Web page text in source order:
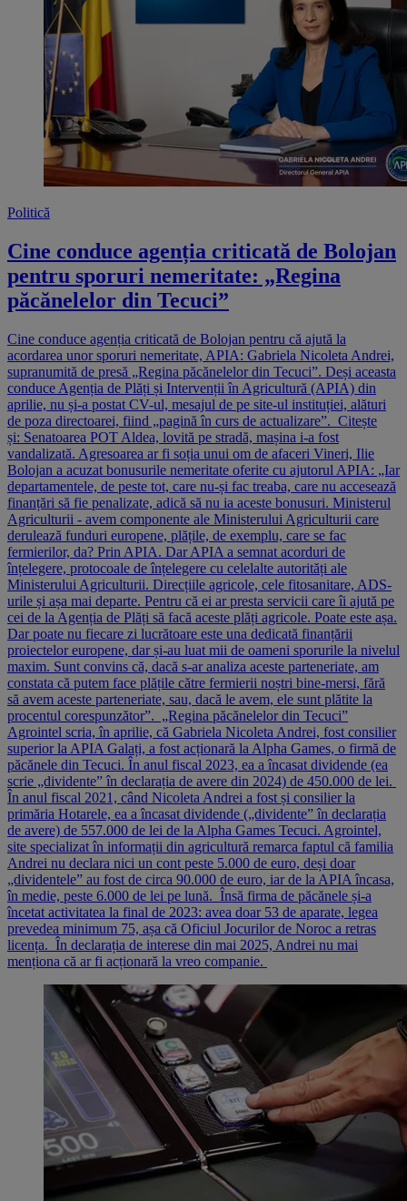
Politică
Cine conduce agenția criticată de Bolojan
pentru sporuri nemeritate: „Regina
păcănelelor din Tecuci”
Cine conduce agenția criticată de Bolojan pentru că ajută la
acordarea unor sporuri nemeritate, APIA: Gabriela Nicoleta Andrei,
supranumită de presă „Regina păcănelelor din Tecuci”. Deși aceasta
conduce Agenția de Plăți și Intervenții în Agricultură (APIA) din
aprilie, nu și-a postat CV-ul, mesajul de pe site-ul instituției, alături
de poza directoarei, fiind „pagină în curs de actualizare”. Citește
și: Senatoarea POT Aldea, lovită pe stradă, mașina i-a fost
vandalizată. Agresoarea ar fi soția unui om de afaceri Vineri, Ilie
Bolojan a acuzat bonusurile nemeritate oferite cu ajutorul APIA: „Iar
departamentele, de peste tot, care nu-și fac treaba, care nu accesează
finanțări să fie penalizate, adică să nu ia aceste bonusuri. Ministerul
Agriculturii - avem componente ale Ministerului Agriculturii care
derulează funduri europene, plățile, de exemplu, care se fac
fermierilor, da? Prin APIA. Dar APIA a semnat acorduri de
înțelegere, protocoale de înțelegere cu celelalte autorități ale
Ministerului Agriculturii. Direcțiile agricole, cele fitosanitare, ADS-
urile și așa mai departe. Pentru că ei ar presta servicii care îi ajută pe
cei de la Agenția de Plăți să facă aceste plăți agricole. Poate este așa.
Dar poate nu fiecare zi lucrătoare este una dedicată finanțării
proiectelor europene, dar și-au luat mii de oameni sporurile la nivelul
maxim. Sunt convins că, dacă s-ar analiza aceste parteneriate, am
constata că putem face plățile către fermierii noștri bine-mersi, fără
să avem aceste parteneriate, sau, dacă le avem, ele sunt plătite la
procentul corespunzător”. „Regina păcănelelor din Tecuci”
Agrointel scria, în aprilie, că Gabriela Nicoleta Andrei, fost consilier
superior la APIA Galați, a fost acționară la Alpha Games, o firmă de
păcănele din Tecuci. În anul fiscal 2023, ea a încasat dividende (ea
scrie „dividente” în declarația de avere din 2024) de 450.000 de lei.
În anul fiscal 2021, când Nicoleta Andrei a fost și consilier la
primăria Hotarele, ea a încasat dividende („dividente” în declarația
de avere) de 557.000 de lei de la Alpha Games Tecuci. Agrointel,
site specializat în informații din agricultură remarca faptul că familia
Andrei nu declara nici un cont peste 5.000 de euro, deși doar
„dividentele” au fost de circa 90.000 de euro, iar de la APIA încasa,
în medie, peste 6.000 de lei pe lună. Însă firma de păcănele și-a
încetat activitatea la final de 2023: avea doar 53 de aparate, legea
prevedea minimum 75, așa că Oficiul Jocurilor de Noroc a retras
licența. În declarația de interese din mai 2025, Andrei nu mai
menționa că ar fi acționară la vreo companie.